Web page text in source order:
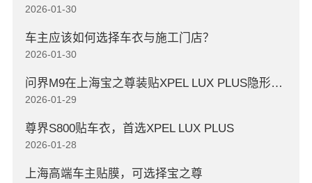
2026-01-30
车主应该如何选择车衣与施工门店？
2026-01-30
问界M9在上海宝之尊装贴XPEL LUX PLUS隐形车衣
2026-01-29
尊界S800贴车衣，首选XPEL LUX PLUS
2026-01-28
上海高端车主贴膜，可选择宝之尊